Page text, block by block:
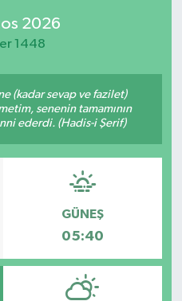
2026
1448
(kadar sevap ve fazilet)
senenin tamamının
ederdi. (Hadis-i Şerif)
GÜNEŞ
05:40